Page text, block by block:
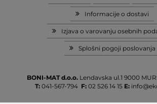
Informacije o dostavi
Izjava o varovanju osebnih
Splošni pogoji poslovanja
BONI-MAT d.o.o. Lendavska ul.1 9000
T:041-567-794 F:02 526 14 15 E: